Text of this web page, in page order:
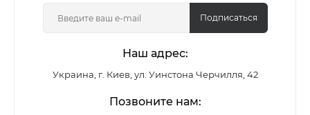
матовый.
Что входит в систему
средства для выравнивания и подготовки
Подписаться
Наш адрес:
Украина, г. Киев, ул. Уинстона Черчилля, 42
Позвоните нам: